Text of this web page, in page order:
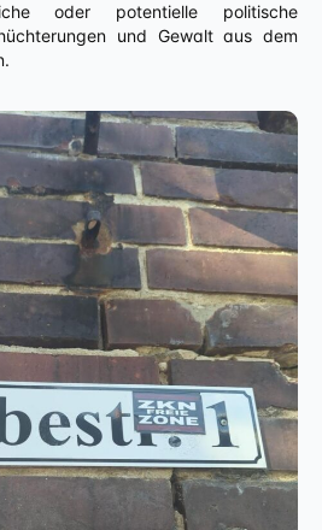
oder potentielle politische
und Gewalt aus dem